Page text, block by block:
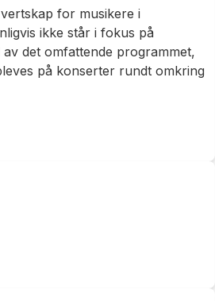
for musikere i
ikke står i fokus på
det omfattende programmet,
på konserter rundt omkring